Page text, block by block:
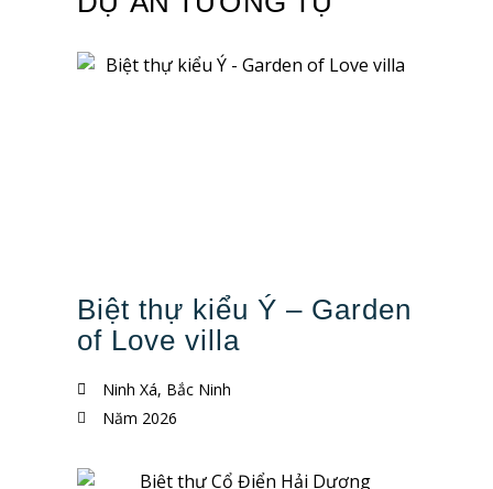
Biệt thự kiểu Ý – Garden
of Love villa
Ninh Xá, Bắc Ninh
Năm 2026